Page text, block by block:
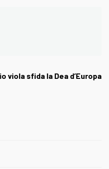
viola sfida la Dea d’Europa